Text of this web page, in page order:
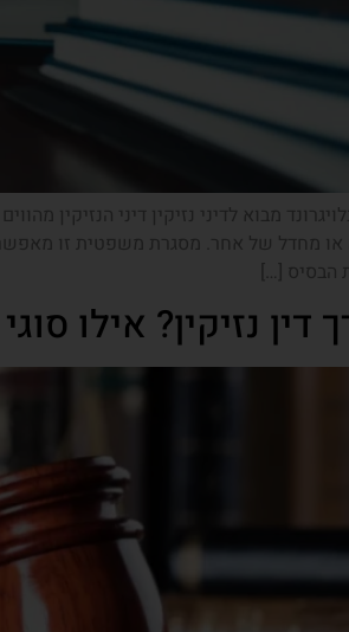
בלויגרונד מבוא לדיני נזיקין דיני
מחדל של אחר. מסגרת משפטית זו מאפשרת
הבסיס […]
דין נזיקין? אילו